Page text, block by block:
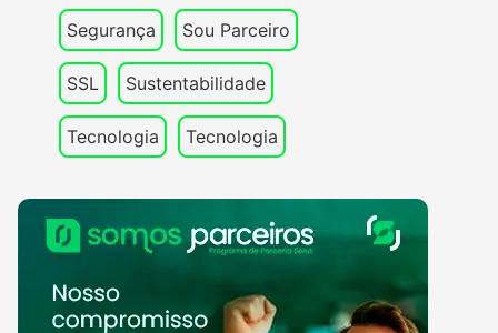
Segurança Sou Parceiro
SSL Sustentabilidade
Tecnologia Tecnologia